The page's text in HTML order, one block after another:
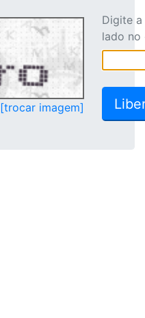
[trocar imagem]
Digite
lado no